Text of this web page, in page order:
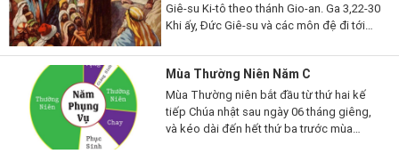
Giê-su Ki-tô theo thánh Gio-an. Ga 3,22-30
Khi ấy, Đức Giê-su và các môn đệ đi tới
ông và làm phép rửa. Còn...
Mùa Thường Niên Năm C
Mùa Thường niên bắt đầu từ thứ hai kế
tiếp Chúa nhật sau ngày 06 tháng giêng,
và kéo dài đến hết thứ ba trước mùa